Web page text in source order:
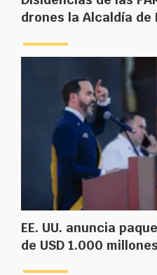
drones la Alcaldía de
EE. UU. anuncia
de USD 1.000